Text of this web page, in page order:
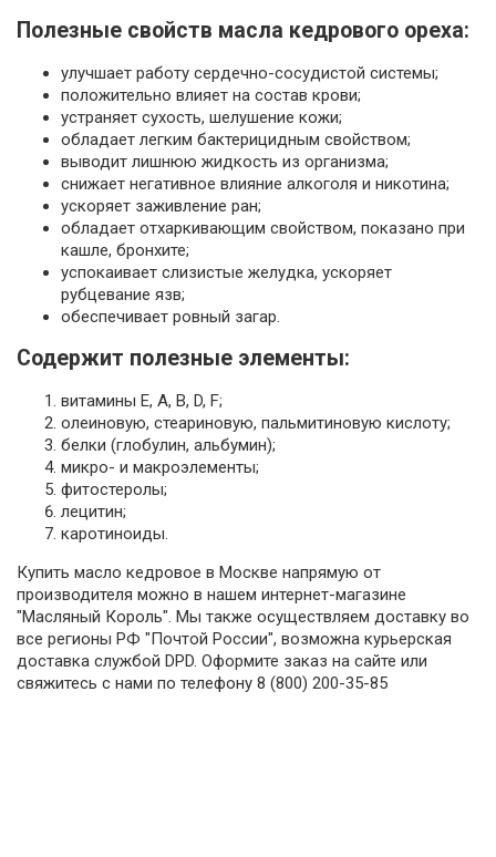
Полезные свойств масла кедрового ореха:
улучшает работу сердечно-сосудистой системы;
положительно влияет на состав крови;
устраняет сухость, шелушение кожи;
обладает легким бактерицидным свойством;
выводит лишнюю жидкость из организма;
снижает негативное влияние алкоголя и никотина;
ускоряет заживление ран;
обладает отхаркивающим свойством, показано при
кашле, бронхите;
успокаивает слизистые желудка, ускоряет
рубцевание язв;
обеспечивает ровный загар.
Содержит полезные элементы:
витамины E, A, B, D, F;
олеиновую, стеариновую, пальмитиновую кислоту;
белки (глобулин, альбумин);
микро- и макроэлементы;
фитостеролы;
лецитин;
каротиноиды.
Купить масло кедровое в Москве напрямую от
производителя можно в нашем интернет-магазине
"Масляный Король". Мы также осуществляем доставку во
все регионы РФ "Почтой России", возможна курьерская
доставка службой DPD. Оформите заказ на сайте или
свяжитесь с нами по телефону 8 (800) 200-35-85